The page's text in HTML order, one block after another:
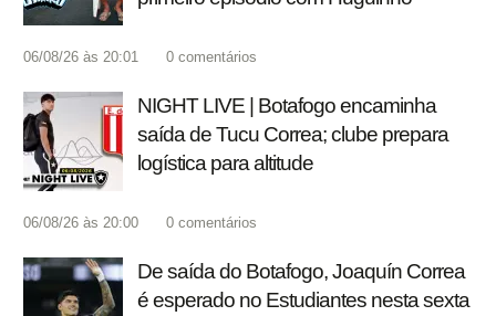
06/08/26 às 20:01 0 comentários
NIGHT LIVE | Botafogo encaminha
saída de Tucu Correa; clube prepara
logística para altitude
06/08/26 às 20:00 0 comentários
De saída do Botafogo, Joaquín Correa
é esperado no Estudiantes nesta sexta